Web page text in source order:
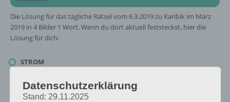
Die Lösung für das tägliche Rätsel vom 6.3.2019 zu Karibik im März
2019 in 4 Bilder 1 Wort. Wenn du dort aktuell feststeckst, hier die
Lösung für dich:
STROM
Zur Übersicht der 4 Bilder 1 Wort Lösungen zu Karibik im März 2019
Datenschutzerklärung
Stand: 29.11.2025